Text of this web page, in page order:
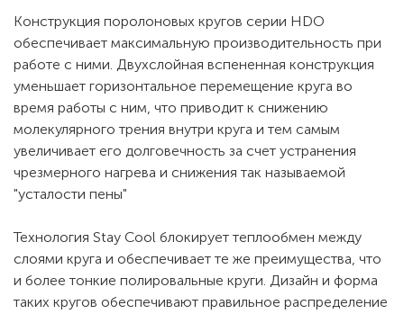
Конструкция поролоновых кругов серии HDO
обеспечивает максимальную производительность при
работе с ними. Двухслойная вспененная конструкция
уменьшает горизонтальное перемещение круга во
время работы с ним, что приводит к снижению
молекулярного трения внутри круга и тем самым
увеличивает его долговечность за счет устранения
чрезмерного нагрева и снижения так называемой
"усталости пены"
Технология Stay Cool блокирует теплообмен между
слоями круга и обеспечивает те же преимущества, что
и более тонкие полировальные круги. Дизайн и форма
таких кругов обеспечивают правильное распределение